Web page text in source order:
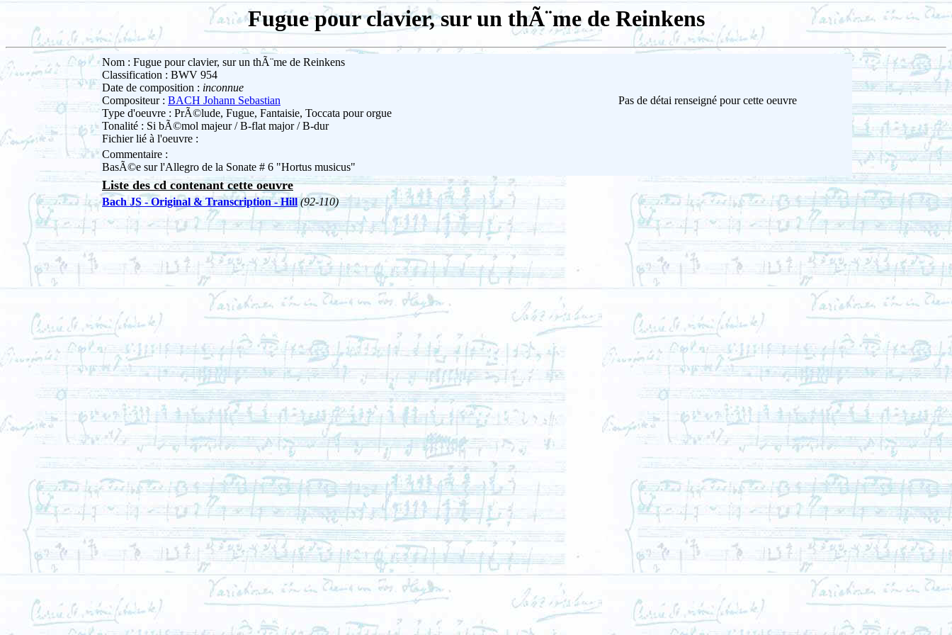
Fugue pour clavier, sur un thÃ¨me de Reinkens
Nom : Fugue pour clavier, sur un thÃ¨me de Reinkens
Classification : BWV 954
Date de composition : inconnue
Compositeur : BACH Johann Sebastian
Type d'oeuvre : PrÃ©lude, Fugue, Fantaisie, Toccata pour orgue
Tonalité : Si bÃ©mol majeur / B-flat major / B-dur
Fichier lié à l'oeuvre :
Pas de détai renseigné pour cette oeuvre
Commentaire :
BasÃ©e sur l'Allegro de la Sonate # 6 "Hortus musicus"
Liste des cd contenant cette oeuvre
Bach JS - Original & Transcription - Hill (92-110)